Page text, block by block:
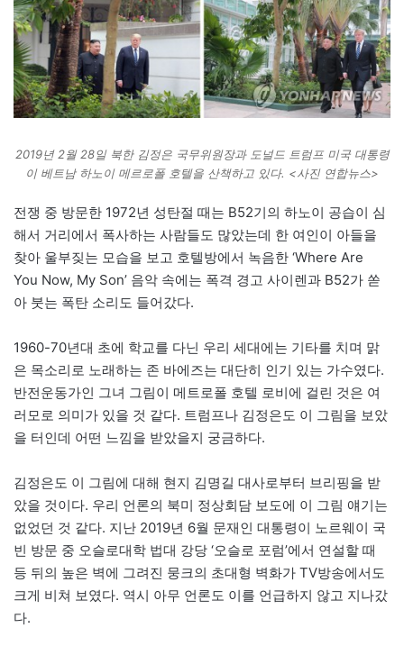
2019년 2월 28일 북한 김정은 국무위원장과 도널드 트럼프 미국 대통령
이 베트남 하노이 메르로폴 호텔을 산책하고 있다. <사진 연합뉴스>
전쟁 중 방문한 1972년 성탄절 때는 B52기의 하노이 공습이 심
해서 거리에서 폭사하는 사람들도 많았는데 한 여인이 아들을
찾아 울부짖는 모습을 보고 호텔방에서 녹음한 ‘Where Are
You Now, My Son’ 음악 속에는 폭격 경고 사이렌과 B52가 쏟
아 붓는 폭탄 소리도 들어갔다.
1960-70년대 초에 학교를 다닌 우리 세대에는 기타를 치며 맑
은 목소리로 노래하는 존 바에즈는 대단히 인기 있는 가수였다.
반전운동가인 그녀 그림이 메트로폴 호텔 로비에 걸린 것은 여
러모로 의미가 있을 것 같다. 트럼프나 김정은도 이 그림을 보았
을 터인데 어떤 느낌을 받았을지 궁금하다.
김정은도 이 그림에 대해 현지 김명길 대사로부터 브리핑을 받
았을 것이다. 우리 언론의 북미 정상회담 보도에 이 그림 얘기는
없었던 것 같다. 지난 2019년 6월 문재인 대통령이 노르웨이 국
빈 방문 중 오슬로대학 법대 강당 ‘오슬로 포럼’에서 연설할 때
등 뒤의 높은 벽에 그려진 뭉크의 초대형 벽화가 TV방송에서도
크게 비쳐 보였다. 역시 아무 언론도 이를 언급하지 않고 지나갔
다.